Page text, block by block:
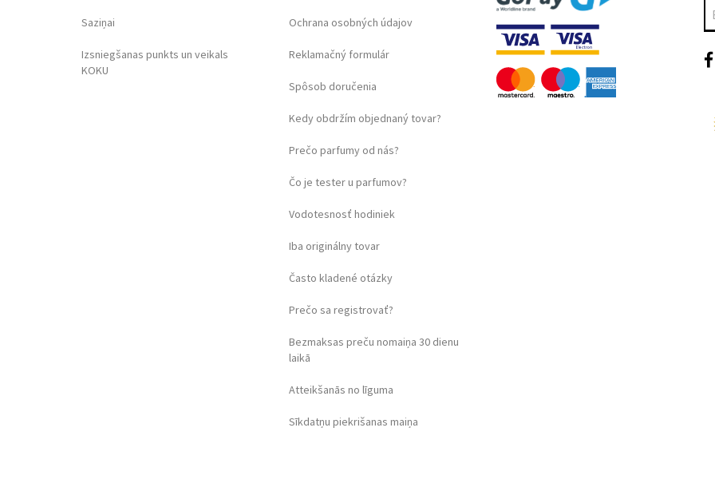
Saziņai
Izsniegšanas punkts un veikals
KOKU
Ochrana osobných údajov
Reklamačný formulár
Spôsob doručenia
Kedy obdržím objednaný tovar?
Prečo parfumy od nás?
Čo je tester u parfumov?
Vodotesnosť hodiniek
Iba originálny tovar
Často kladené otázky
Prečo sa registrovať?
Bezmaksas preču nomaiņa 30 dienu
laikā
Atteikšanās no līguma
Sīkdatņu piekrišanas maiņa